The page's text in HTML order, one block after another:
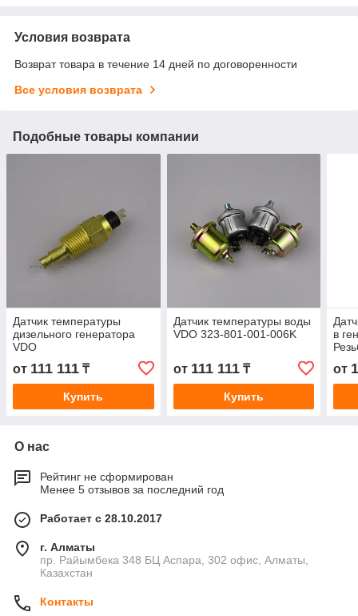
Условия возврата
Возврат товара в течение 14 дней по договоренности
Все условия возврата
Подобные товары компании
Датчик температуры
дизельного генератора
VDO
от 111 111 ₸
Купить
Датчик температуры воды
VDO 323-801-001-006K
от 111 111₸
Купить
в
от
О нас
Рейтинг не сформирован
Менее 5 отзывов за последний год
Работает с 28.10.2017
г. Алматы
пр. Райымбека 348 БЦ Аспара, 302 офис, Алматы,
Казахстан
Контакты